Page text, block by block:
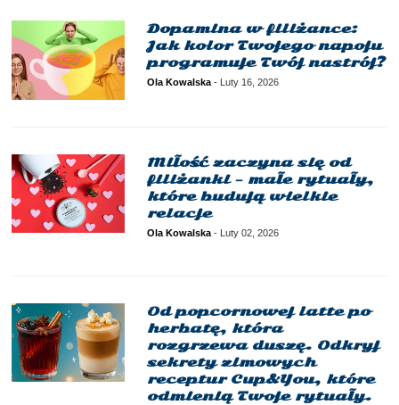
Dopamina w filiżance:
Jak kolor Twojego napoju
programuje Twój nastrój?
Ola Kowalska- Luty 16, 2026
Miłość zaczyna się od
filiżanki – małe rytuały,
które budują wielkie
relacje
Ola Kowalska - Luty 02, 2026
Od popcornowej latte po
herbatę, która
rozgrzewa duszę. Odkryj
sekrety zimowych
receptur Cup&You, które
odmienią Twoje rytuały.